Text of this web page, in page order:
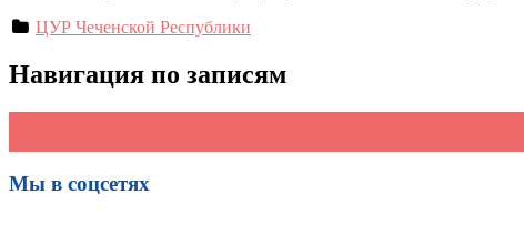
ЦУР Чеченской Республики
Навигация по записям
Мы в соцсетях